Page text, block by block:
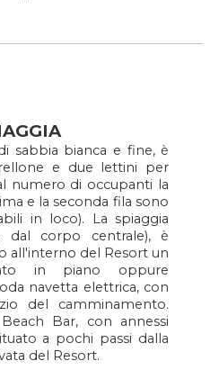
sabbia bianca e fine, è
e due lettini per
numero di occupanti la
e la seconda fila sono
in loco). La spiaggia
dal corpo centrale), è
all'interno del Resort un
in piano oppure
navetta elettrica, con
del camminamento.
Bar, con annessi
a pochi passi dalla
del Resort.